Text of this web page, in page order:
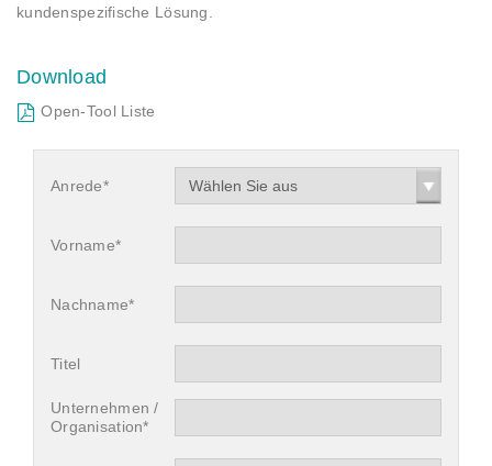
kundenspezifische Lösung.
Download
Open-Tool Liste
Anrede* Wählen Sie aus
Vorname*
Nachname*
Titel
Unternehmen /
Organisation*